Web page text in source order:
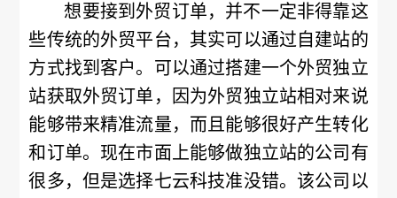
想要接到外贸订单，并不一定非得靠这
些传统的外贸平台，其实可以通过自建站的
方式找到客户。可以通过搭建一个外贸独立
站获取外贸订单，因为外贸独立站相对来说
能够带来精准流量，而且能够很好产生转化
和订单。现在市面上能够做独立站的公司有
很多，但是选择七云科技准没错。该公司以